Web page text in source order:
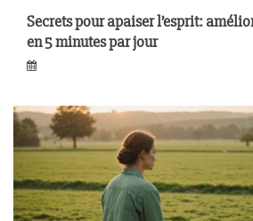
Secrets pour apaiser l’esprit:
en 5 minutes par jour